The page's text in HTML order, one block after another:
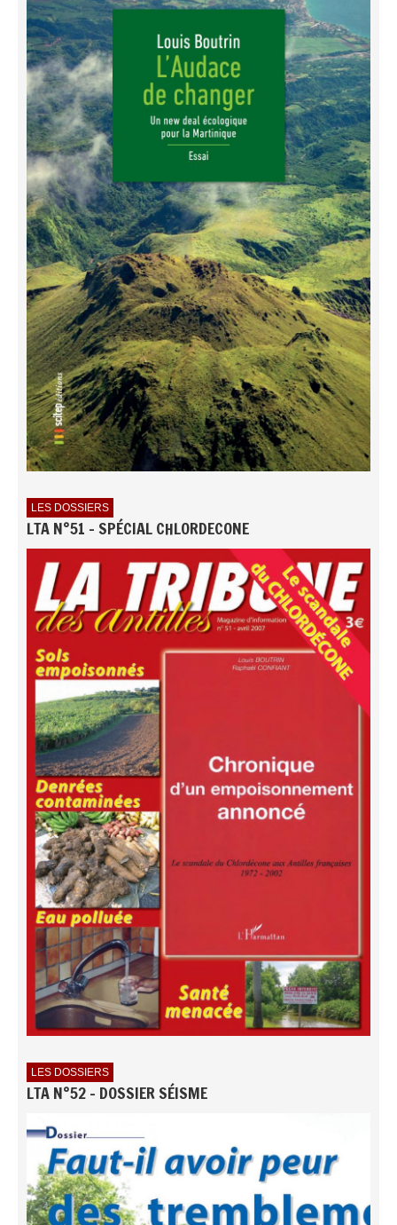
LES DOSSIERS
LTA N°51 - SPÉCIAL CHLORDECONE
LES DOSSIERS
LTA N°52 - DOSSIER SÉISME